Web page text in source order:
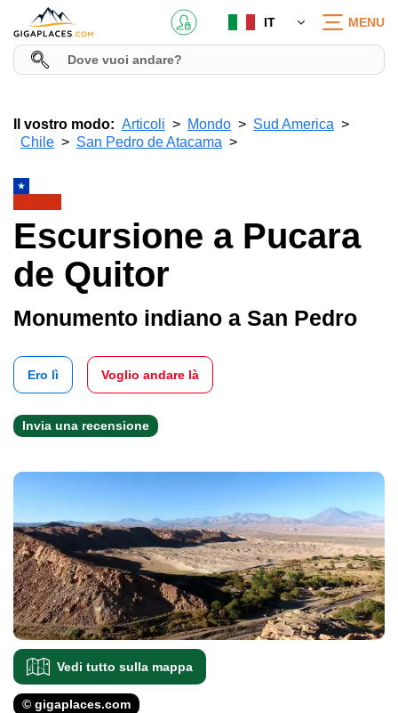
IT MENU
Il vostro modo: Articoli Mondo
Sud America
Chile
San Pedro de Atacama
Escursione a Pucara
de Quitor
Monumento indiano a San Pedro
Ero lì Voglio andare là
Invia una recensione
Vedi tutto sulla mappa
© gigaplaces.com